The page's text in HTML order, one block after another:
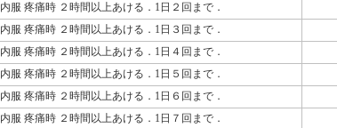
内服 疼痛時 ２時間以上あける．1日２回まで．
内服 疼痛時 ２時間以上あける．1日３回まで．
内服 疼痛時 ２時間以上あける．1日４回まで．
内服 疼痛時 ２時間以上あける．1日５回まで．
内服 疼痛時 ２時間以上あける．1日６回まで．
内服 疼痛時 ２時間以上あける．1日７回まで．